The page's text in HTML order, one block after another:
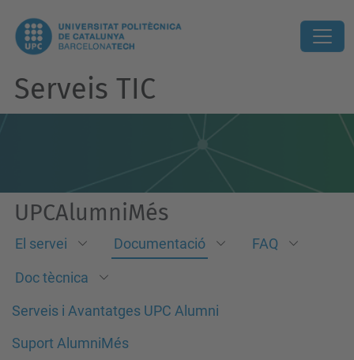
Serveis TIC
UPCAlumniMés
El servei Documentació FAQ
Doc tècnica
Serveis i Avantatges UPC Alumni
Suport AlumniMés